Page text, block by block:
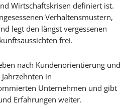
Wirtschaftskrisen definiert ist.
Verhaltensmustern,
legt den längst vergessenen
frei.
nach Kundenorientierung und
in
Unternehmen und gibt
Erfahrungen weiter.